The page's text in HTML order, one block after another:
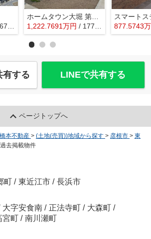
㎡
ホームタウン大堀 第Ⅲ期
1,222.7691万円 / 177.29㎡ 877.5743万
有する LINEで共有する
ページトップへ
本不動産 > (土地(売買))地域から探す > 彦根市 > 東
過去掲載物件
町 / 東近江市 / 長浜市
大字安食南 / 正法寺町 / 大森町 /
宮町 / 南川瀬町